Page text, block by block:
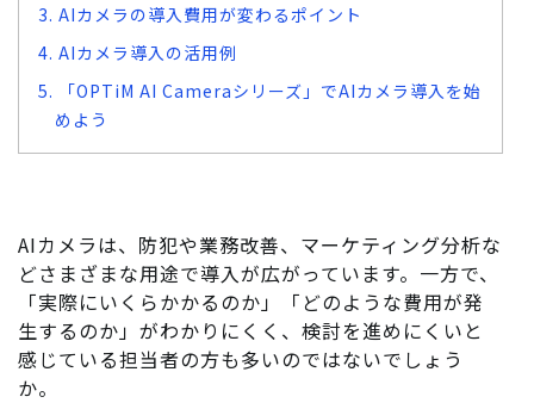
3. AIカメラの導入費用が変わるポイント
4. AIカメラ導入の活用例
5. 「OPTiM AI Cameraシリーズ」でAIカメラ導入を始
めよう
AIカメラは、防犯や業務改善、マーケティング分析な
どさまざまな用途で導入が広がっています。一方で、
「実際にいくらかかるのか」「どのような費用が発
生するのか」がわかりにくく、検討を進めにくいと
感じている担当者の方も多いのではないでしょう
か。